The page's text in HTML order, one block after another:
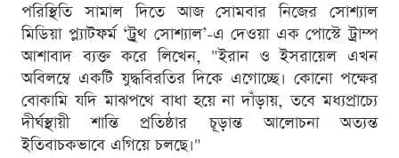
পরিস্থিতি সামাল দিতে আজ সোমবার নিজের সোশ্যাল
মিডিয়া প্ল্যাটফর্ম ‘ট্রুথ সোশ্যাল’-এ দেওয়া এক পোস্টে ট্রাম্প
আশাবাদ ব্যক্ত করে লিখেন, "ইরান ও ইসরায়েল এখন
অবিলম্বে একটি যুদ্ধবিরতির দিকে এগোচ্ছে। কোনো পক্ষের
বোকামি যদি মাঝপথে বাধা হয়ে না দাঁড়ায়, তবে মধ্যপ্রাচ্যে
দীর্ঘস্থায়ী শান্তি প্রতিষ্ঠার চূড়ান্ত আলোচনা অত্যন্ত
ইতিবাচকভাবে এগিয়ে চলছে।"